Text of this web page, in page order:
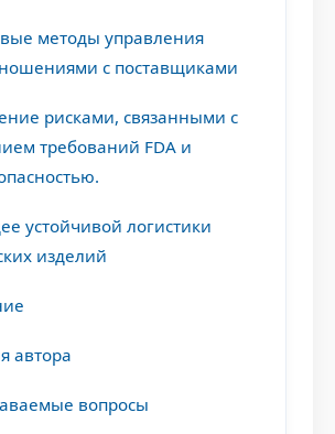
методы управления
с поставщиками
рисками, связанными с
требований FDA и
устойчивой логистики
изделий
автора
вопросы